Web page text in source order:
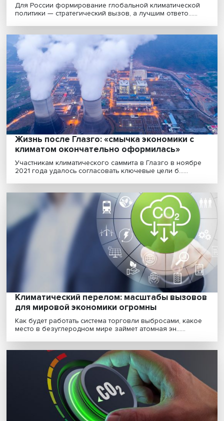
«Климатическая политика в ближайшие
лет станет одним из ключевых
глобального экономического
регулирования»
Для России формирование глобальной
политики — стратегический вызов, а лучшим
Жизнь после Глазго: «смычка экономики с
климатом окончательно оформилась»
Участникам климатического саммита в Глазго в
2021 года удалось согласовать ключевые цели б......
Климатический перелом: масштабы
для мировой экономики огромны